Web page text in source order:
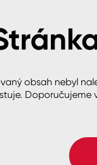
obsah nebyl
Doporučujeme